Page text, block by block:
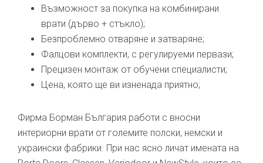
Възможност за покупка на комбинирани
врати (дърво + стъкло);
Безпроблемно отваряне и затваряне;
Фалцови комплекти, с регулируеми первази;
Прецизен монтаж от обучени специалисти;
Цена, която ще ви изненада приятно;
Фирма Борман България работи с вносни
интериорни врати от големите полски, немски и
украински фабрики. При нас ясно личат имената на